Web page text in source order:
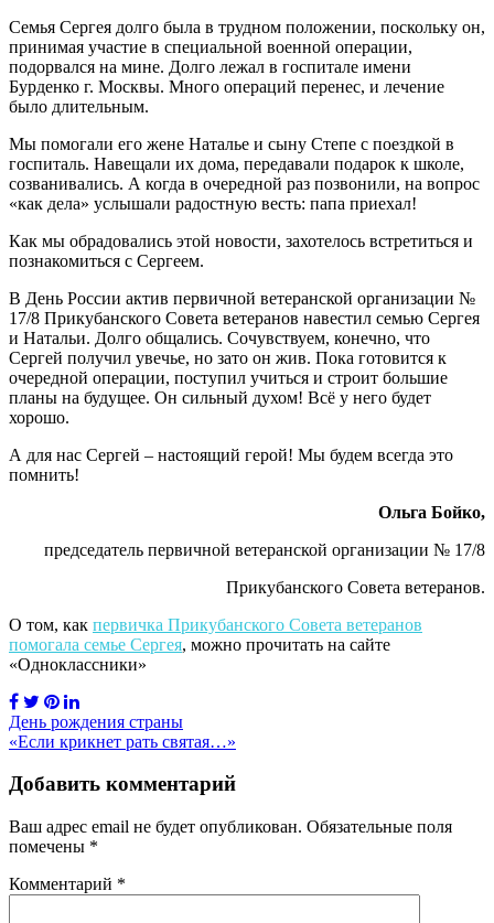
Семья Сергея долго была в трудном положении, поскольку он,
принимая участие в специальной военной операции,
подорвался на мине. Долго лежал в госпитале имени
Бурденко г. Москвы. Много операций перенес, и лечение
было длительным.
Мы помогали его жене Наталье и сыну Степе с поездкой в
госпиталь. Навещали их дома, передавали подарок к школе,
созванивались. А когда в очередной раз позвонили, на вопрос
«как дела» услышали радостную весть: папа приехал!
Как мы обрадовались этой новости, захотелось встретиться и
познакомиться с Сергеем.
В День России актив первичной ветеранской организации №
17/8 Прикубанского Совета ветеранов навестил семью Сергея
и Натальи. Долго общались. Сочувствуем, конечно, что
Сергей получил увечье, но зато он жив. Пока готовится к
очередной операции, поступил учиться и строит большие
планы на будущее. Он сильный духом! Всё у него будет
хорошо.
А для нас Сергей – настоящий герой! Мы будем всегда это
помнить!
Ольга Бойко,
председатель первичной ветеранской организации № 17/8
Прикубанского Совета ветеранов.
О том, как первичка Прикубанского Совета ветеранов
помогала семье Сергея, можно прочитать на сайте
«Одноклассники»
Навигация
по
записям
День рождения страны
«Если крикнет рать святая…»
Добавить комментарий
Ваш адрес email не будет опубликован. Обязательные поля
помечены *
Комментарий *